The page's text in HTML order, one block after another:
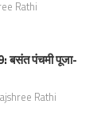
Rathi
बसंत पंचमी पूजा-
Rathi